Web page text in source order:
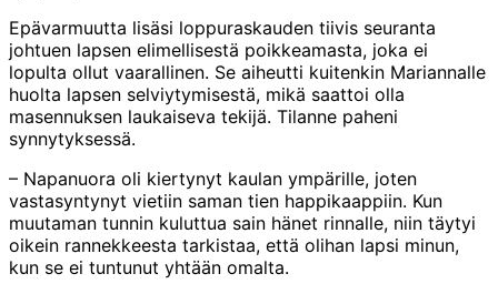
Epävarmuutta lisäsi loppuraskauden tiivis seuranta
johtuen lapsen elimellisestä poikkeamasta, joka ei
lopulta ollut vaarallinen. Se aiheutti kuitenkin Mariannalle
huolta lapsen selviytymisestä, mikä saattoi olla
masennuksen laukaiseva tekijä. Tilanne paheni
synnytyksessä.
– Napanuora oli kiertynyt kaulan ympärille, joten
vastasyntynyt vietiin saman tien happikaappiin. Kun
muutaman tunnin kuluttua sain hänet rinnalle, niin täytyi
oikein rannekkeesta tarkistaa, että olihan lapsi minun,
kun se ei tuntunut yhtään omalta.